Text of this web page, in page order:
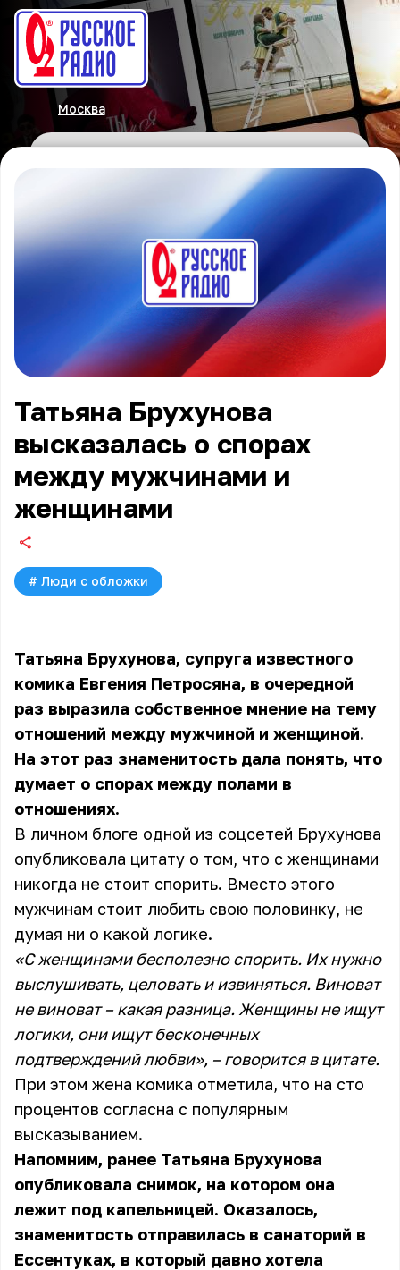
Москва
Татьяна Брухунова
высказалась о спорах
между мужчинами и
женщинами
# Люди с обложки
Татьяна Брухунова, супруга известного
комика Евгения Петросяна, в очередной
раз выразила собственное мнение на тему
отношений между мужчиной и женщиной.
На этот раз знаменитость дала понять, что
думает о спорах между полами в
отношениях.
В личном блоге одной из соцсетей Брухунова
опубликовала цитату о том, что с женщинами
никогда не стоит спорить. Вместо этого
мужчинам стоит любить свою половинку, не
думая ни о какой логике.
«С женщинами бесполезно спорить. Их нужно
выслушивать, целовать и извиняться. Виноват
не виноват – какая разница. Женщины не ищут
логики, они ищут бесконечных
подтверждений любви», – говорится в цитате.
При этом жена комика отметила, что на сто
процентов согласна с популярным
высказыванием.
Напомним, ранее Татьяна Брухунова
опубликовала снимок, на котором она
лежит под капельницей. Оказалось,
знаменитость отправилась в санаторий в
Ессентуках, в который давно хотела